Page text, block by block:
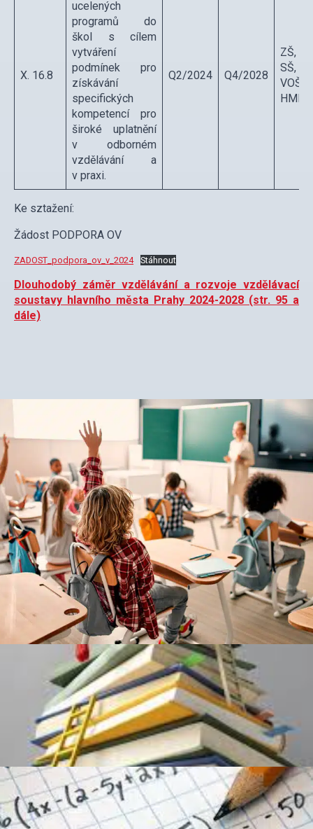
X. 16.8
ucelených
programů do
škol s cílem
vytváření
podmínek pro
získávání
specifických
kompetencí pro
široké uplatnění
v odborném
vzdělávání a
v praxi.
Q2/2024 Q4/2028
ZŠ,
SŠ,
VOŠ
HMP
Ke sztažení:
Žádost PODPORA OV
ZADOST_podpora_ov_v_2024 Stáhnout
Dlouhodobý záměr vzdělávání a rozvoje vzdělávací
soustavy hlavního města Prahy 2024-2028 (str. 95 a
dále)